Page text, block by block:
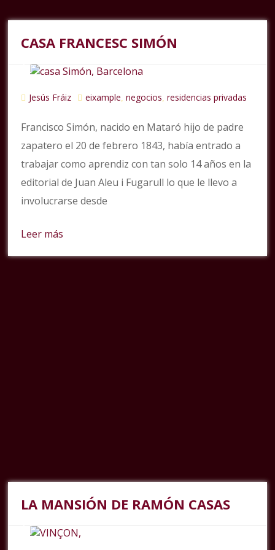
CASA FRANCESC SIMÓN
Jesús Fráiz eixample,negocios,residencias privadas
Francisco Simón, nacido en Mataró hijo de padre
zapatero el 20 de febrero 1843, había entrado a
trabajar como aprendiz con tan solo 14 años en la
editorial de Juan Aleu i Fugarull lo que le llevo a
involucrarse desde
Leer más
LA MANSIÓN DE RAMÓN CASAS